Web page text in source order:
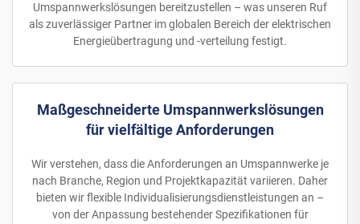
Umspannwerkslösungen bereitzustellen – was unseren Ruf
als zuverlässiger Partner im globalen Bereich der elektrischen
Energieübertragung und -verteilung festigt.
Maßgeschneiderte Umspannwerkslösungen
für vielfältige Anforderungen
Wir verstehen, dass die Anforderungen an Umspannwerke je
nach Branche, Region und Projektkapazität variieren. Daher
bieten wir flexible Individualisierungsdienstleistungen an –
von der Anpassung bestehender Spezifikationen für